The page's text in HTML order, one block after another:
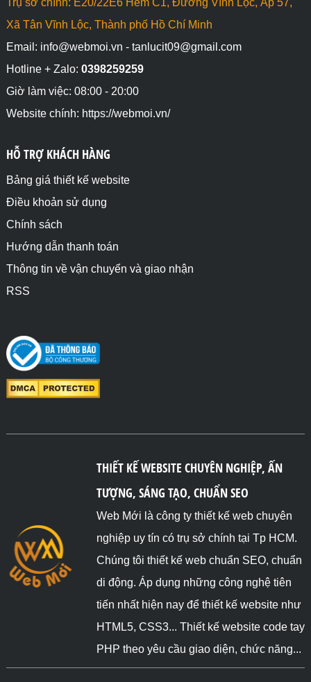
Trụ sở chính: E20/22E6 Hẻm C1, Đường Vĩnh Lộc, Ấp 57,
Xã Tân Vĩnh Lộc, Thành phố Hồ Chí Minh
Email: info@webmoi.vn - tanlucit09@gmail.com
Hotline + Zalo: 0398259259
Giờ làm việc: 08:00 - 20:00
Website chính: https://webmoi.vn/
HỖ TRỢ KHÁCH HÀNG
Bảng giá thiết kế website
Điều khoản sử dụng
Chính sách
Hướng dẫn thanh toán
Thông tin về vận chuyển và giao nhận
RSS
THIẾT KẾ WEBSITE CHUYÊN NGHIỆP, ẤN
TƯỢNG, SÁNG TẠO, CHUẨN SEO
Web Mới là công ty thiết kế web chuyên
nghiệp uy tín có trụ sở chính tại Tp HCM.
Chúng tôi thiết kế web chuẩn SEO, chuẩn
di động. Áp dụng những công nghệ tiên
tiến nhất hiện nay để thiết kế website như
HTML5, CSS3... Thiết kế website code tay
PHP theo yêu cầu giao diện, chức năng...